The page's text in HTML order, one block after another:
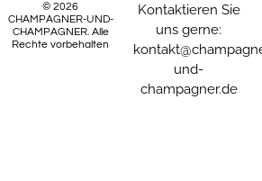
© 2026
CHAMPAGNER-UND-
CHAMPAGNER. Alle
Rechte vorbehalten
Kontaktieren Sie
uns gerne:
und-
champagner.de